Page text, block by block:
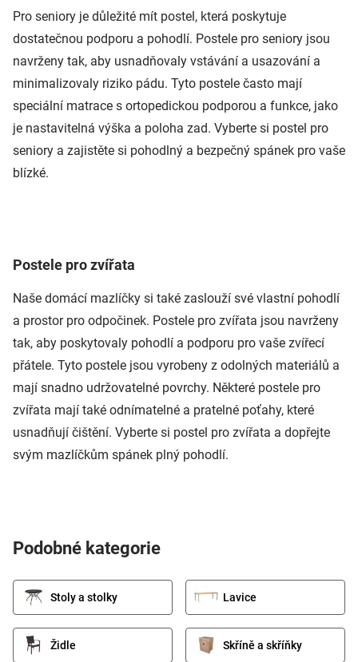
Pro seniory je důležité mít postel, která poskytuje
dostatečnou podporu a pohodlí. Postele pro seniory jsou
navrženy tak, aby usnadňovaly vstávání a usazování a
minimalizovaly riziko pádu. Tyto postele často mají
speciální matrace s ortopedickou podporou a funkce, jako
je nastavitelná výška a poloha zad. Vyberte si postel pro
seniory a zajistěte si pohodlný a bezpečný spánek pro vaše
blízké.
Postele pro zvířata
Naše domácí mazlíčky si také zaslouží své vlastní pohodlí
a prostor pro odpočinek. Postele pro zvířata jsou navrženy
tak, aby poskytovaly pohodlí a podporu pro vaše zvířecí
přátele. Tyto postele jsou vyrobeny z odolných materiálů a
mají snadno udržovatelné povrchy. Některé postele pro
zvířata mají také odnímatelné a pratelné poťahy, které
usnadňují čištění. Vyberte si postel pro zvířata a dopřejte
svým mazlíčkům spánek plný pohodlí.
Podobné kategorie
Stoly a stolky Lavice
Židle Skříně a skříňky